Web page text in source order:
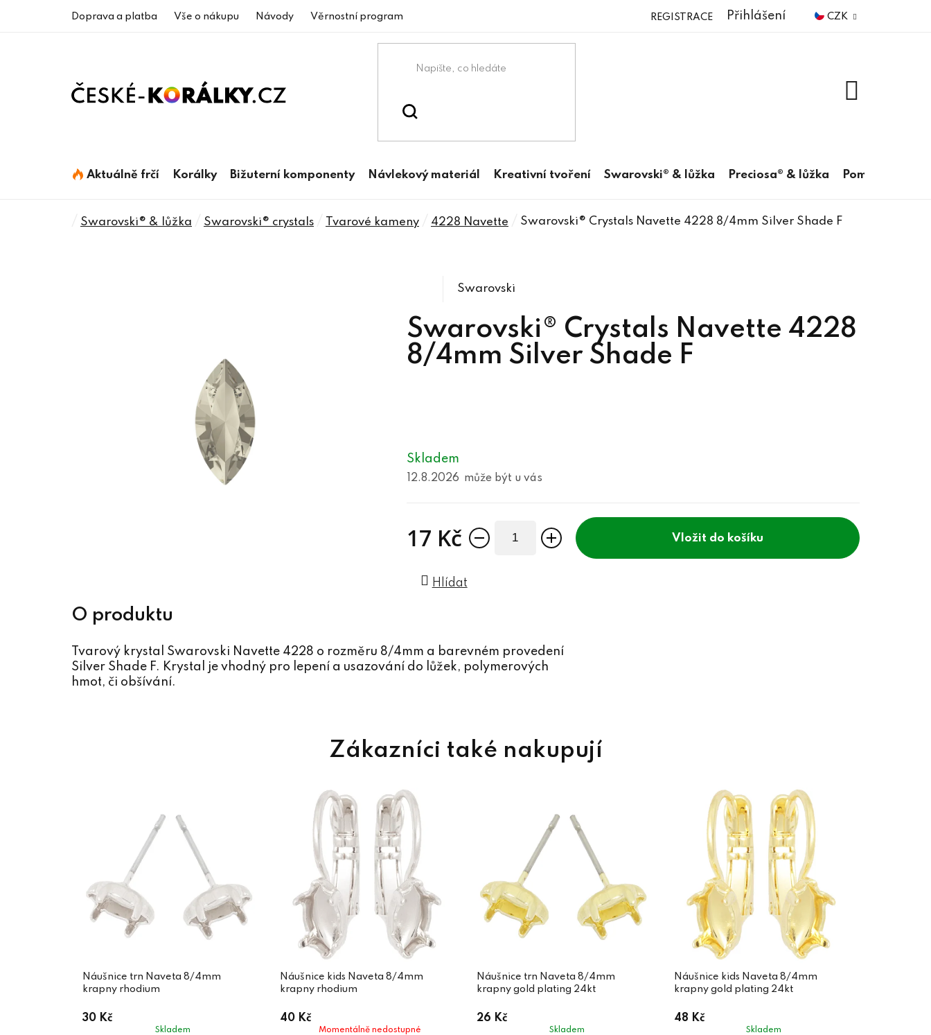
Doprava a platba Vše o nákupu Návody Věrnostní program CZK
Přihlášení
REGISTRACE
Aktuálně frčí Korálky Bižuterní komponenty Návlekový materiál Kreativní tvoření Swarovski® & lůžka Preciosa® & lůžka Pomůcky
Domů
Swarovski® & lůžka Swarovski® crystals Tvarové kameny 4228 Navette Swarovski® Crystals Navette 4228 8/4mm Silver Shade F
Swarovski® Crystals Navette 4228
8/4mm Silver Shade F
Swarovski
Skladem
12.8.2026
17 Kč do košíku
Hlídat
Tvarový krystal Swarovski Navette 4228 o rozměru 8/4mm a barevném provedení
Silver Shade F. Krystal je vhodný pro lepení a usazování do lůžek, polymerových
hmot, či obšívání.
Náušnice trn Naveta 8/4mm
krapny rhodium
30 Kč
Skladem
Náušnice kids Naveta 8/4mm
krapny rhodium
40 Kč
Momentálně nedostupné
Náušnice trn Naveta 8/4mm
krapny gold plating 24kt
26 Kč
Skladem
Náušnice kids Naveta 8/4mm
krapny gold plating 24kt
48 Kč
Skladem